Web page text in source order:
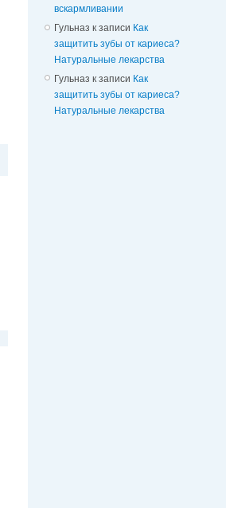
вскармливании
Гульназ к записи Как
защитить зубы от кариеса?
Натуральные лекарства
Гульназ к записи Как
защитить зубы от кариеса?
Натуральные лекарства